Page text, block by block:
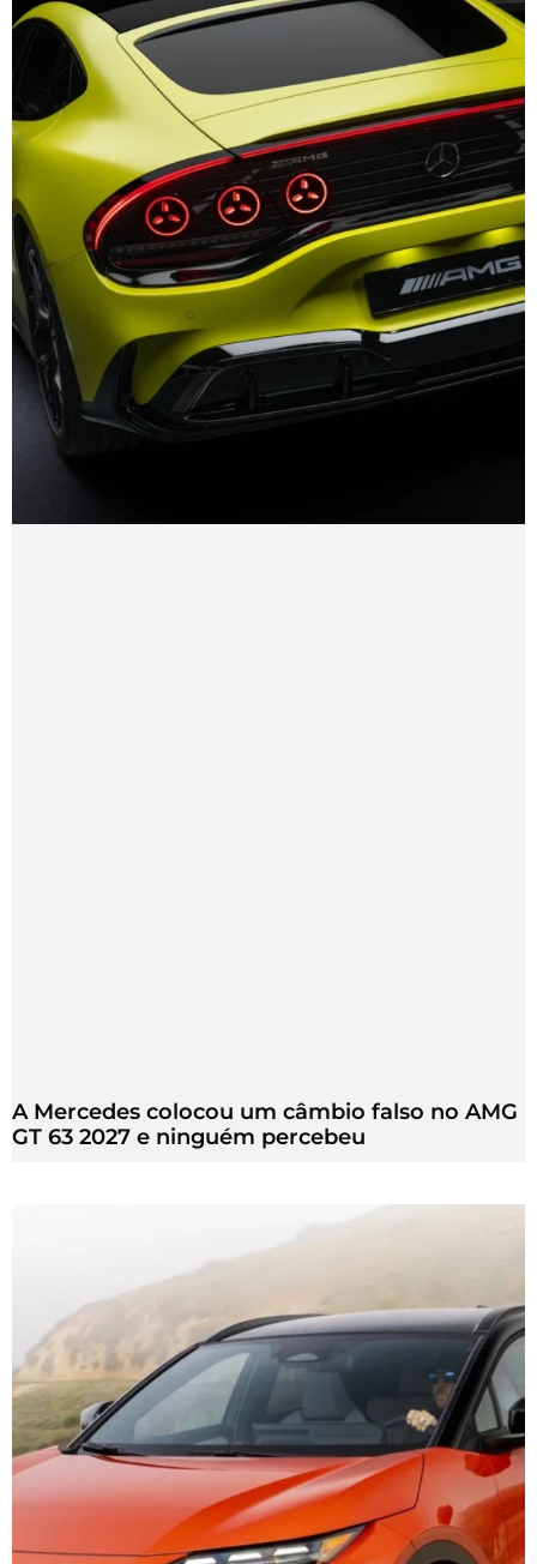
A Mercedes colocou um câmbio falso no AMG
GT 63 2027 e ninguém percebeu